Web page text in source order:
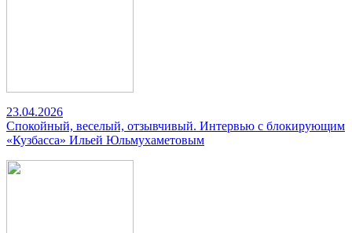
23.04.2026
Спокойный, веселый, отзывчивый. Интервью с блокирующим
«Кузбасса» Ильей Юльмухаметовым